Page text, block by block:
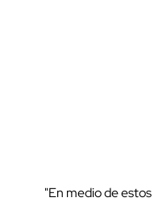
"En medio de